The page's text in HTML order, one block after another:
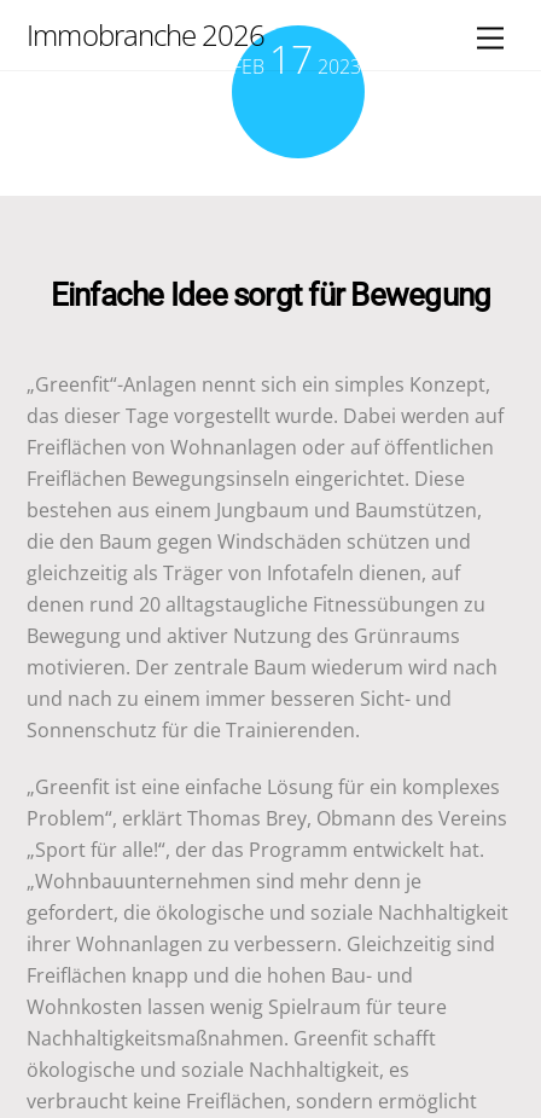
Immobranche 2026
FEB 17 2023
Einfache Idee sorgt für Bewegung
„Greenfit“-Anlagen nennt sich ein simples Konzept,
das dieser Tage vorgestellt wurde. Dabei werden auf
Freiflächen von Wohnanlagen oder auf öffentlichen
Freiflächen Bewegungsinseln eingerichtet. Diese
bestehen aus einem Jungbaum und Baumstützen,
die den Baum gegen Windschäden schützen und
gleichzeitig als Träger von Infotafeln dienen, auf
denen rund 20 alltagstaugliche Fitnessübungen zu
Bewegung und aktiver Nutzung des Grünraums
motivieren. Der zentrale Baum wiederum wird nach
und nach zu einem immer besseren Sicht- und
Sonnenschutz für die Trainierenden.
„Greenfit ist eine einfache Lösung für ein komplexes
Problem“, erklärt Thomas Brey, Obmann des Vereins
„Sport für alle!“, der das Programm entwickelt hat.
„Wohnbauunternehmen sind mehr denn je
gefordert, die ökologische und soziale Nachhaltigkeit
ihrer Wohnanlagen zu verbessern. Gleichzeitig sind
Freiflächen knapp und die hohen Bau- und
Wohnkosten lassen wenig Spielraum für teure
Nachhaltigkeitsmaßnahmen. Greenfit schafft
ökologische und soziale Nachhaltigkeit, es
verbraucht keine Freiflächen, sondern ermöglicht